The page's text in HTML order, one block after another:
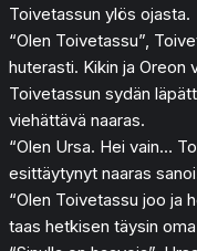
Toivetassun ylös ojasta.
“Olen Toivetassu”,
huterasti. Kikin ja Oreon
Toivetassun sydän
viehättävä naaras.
“Olen Ursa. Hei vain…
esittäytynyt naaras
“Olen Toivetassu joo ja
taas hetkisen täysin